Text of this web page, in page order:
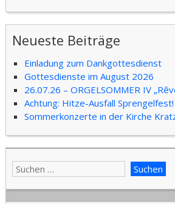
Neueste Beiträge
Einladung zum Dankgottesdienst
Gottesdienste im August 2026
26.07.26 – ORGELSOMMER IV
Achtung: Hitze-Ausfall Sprengelfest!
Sommerkonzerte in der Kirche